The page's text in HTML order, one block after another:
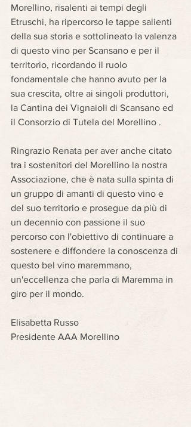
Morellino, risalenti ai tempi degli
Etruschi, ha ripercorso le tappe salienti
della sua storia e sottolineato la valenza
di questo vino per Scansano e per il
territorio, ricordando il ruolo
fondamentale che hanno avuto per la
sua crescita, oltre ai singoli produttori,
la Cantina dei Vignaioli di Scansano ed
il Consorzio di Tutela del Morellino .
Ringrazio Renata per aver anche citato
tra i sostenitori del Morellino la nostra
Associazione, che è nata sulla spinta di
un gruppo di amanti di questo vino e
del suo territorio e prosegue da più di
un decennio con passione il suo
percorso con l'obiettivo di continuare a
sostenere e diffondere la conoscenza di
questo bel vino maremmano,
un'eccellenza che parla di Maremma in
giro per il mondo.
Elisabetta Russo
Presidente AAA Morellino